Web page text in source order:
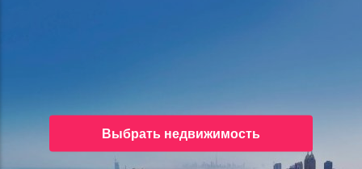
Выбрать недвижимость